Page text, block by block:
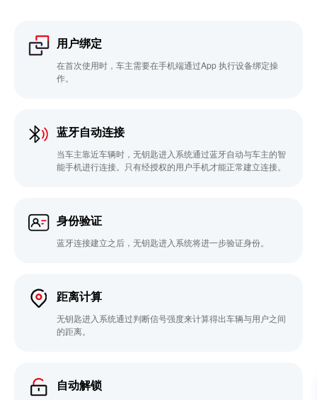
用户绑定
在首次使用时，车主需要在手机端通过App 执行设备绑定操
作。
蓝牙自动连接
当车主靠近车辆时，无钥匙进入系统通过蓝牙自动与车主的智
能手机进行连接。只有经授权的用户手机才能正常建立连接。
身份验证
蓝牙连接建立之后，无钥匙进入系统将进一步验证身份。
距离计算
无钥匙进入系统通过判断信号强度来计算得出车辆与用户之间
的距离。
自动解锁